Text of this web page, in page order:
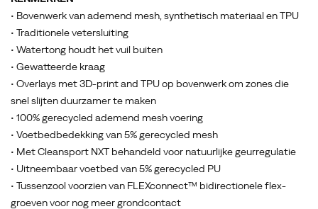
• Bovenwerk van ademend mesh, synthetisch materiaal en TPU
• Traditionele vetersluiting
• Watertong houdt het vuil buiten
• Gewatteerde kraag
• Overlays met 3D-print and TPU op bovenwerk om zones die
snel slijten duurzamer te maken
• 100% gerecycled ademend mesh voering
• Voetbedbedekking van 5% gerecycled mesh
• Met Cleansport NXT behandeld voor natuurlijke geurregulatie
• Uitneembaar voetbed van 5% gerecycled PU
• Tussenzool voorzien van FLEXconnect™ bidirectionele flex-
groeven voor nog meer grondcontact